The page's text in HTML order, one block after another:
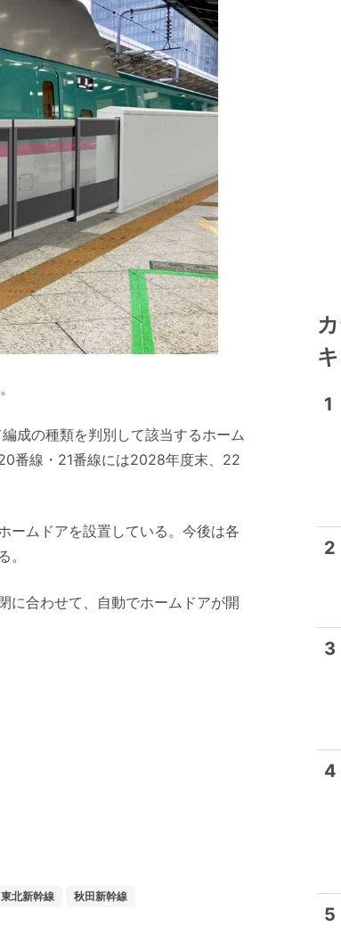
成の種類を判別して該当するホーム
番線・21番線には2028年度末、22
ームドアを設置している。今後は各
に合わせて、自動でホームドアが開
東北新幹線 秋田新幹線
1
2
3
4
5